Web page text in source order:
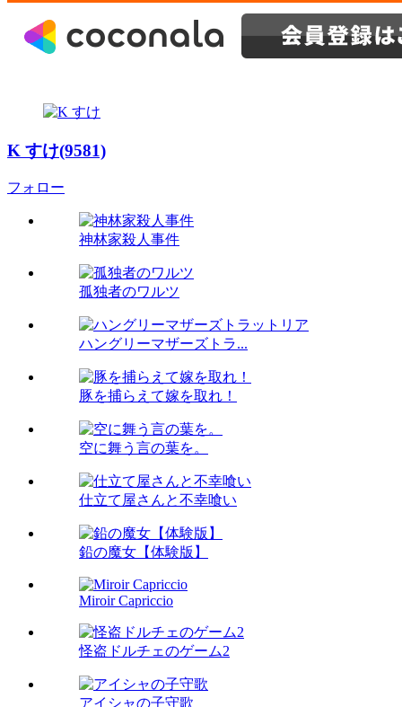
K すけ(9581)
フォロー
神林家殺人事件
孤独者のワルツ
ハングリーマザーズトラ...
豚を捕らえて嫁を取れ！
空に舞う言の葉を。
仕立て屋さんと不幸喰い
鉛の魔女【体験版】
Miroir Capriccio
怪盗ドルチェのゲーム2
アイシャの子守歌